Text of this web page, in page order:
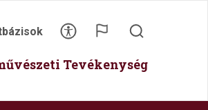
Tevékenység